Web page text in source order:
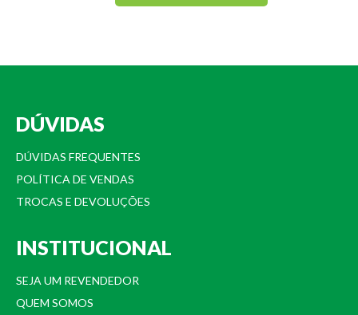
DÚVIDAS
DÚVIDAS FREQUENTES
POLÍTICA DE VENDAS
TROCAS E DEVOLUÇÕES
INSTITUCIONAL
SEJA UM REVENDEDOR
QUEM SOMOS